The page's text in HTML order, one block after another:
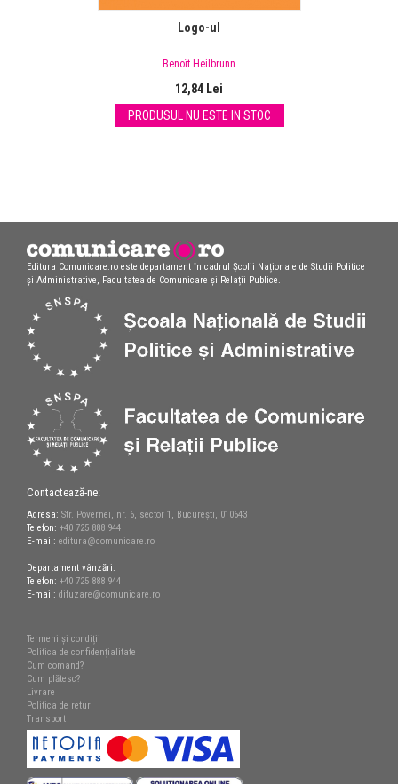
Logo-ul
Benoît Heilbrunn
12,84 Lei
PRODUSUL NU ESTE IN STOC
Editura Comunicare.ro este departament în cadrul Școlii Naționale de Studii Politice
și Administrative, Facultatea de Comunicare și Relații Publice.
Contactează-ne:
Adresa: Str. Povernei, nr. 6, sector 1, București, 010643
Telefon: +40 725 888 944
E-mail: editura@comunicare.ro
Departament vânzări:
Telefon: +40 725 888 944
E-mail: difuzare@comunicare.ro
Termeni și condiții
Politica de confidențialitate
Cum comand?
Cum plătesc?
Livrare
Politica de retur
Transport